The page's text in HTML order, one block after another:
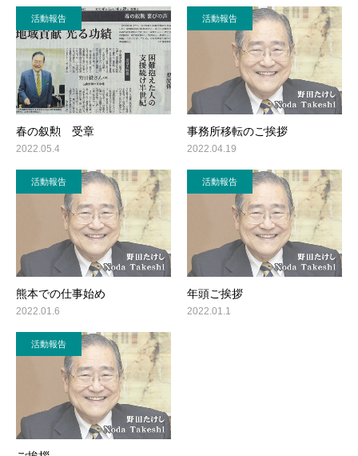
活動報告
春の叙勲 受章
2022.05.4
活動報告
事務所移転のご挨拶
2022.04.19
活動報告
熊本での仕事始め
2022.01.6
活動報告
年頭ご挨拶
2022.01.1
活動報告